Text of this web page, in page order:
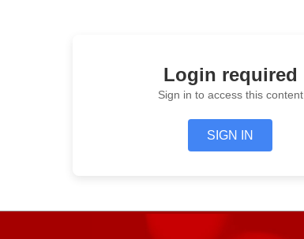
Login required
Sign in to access this content
SIGN IN